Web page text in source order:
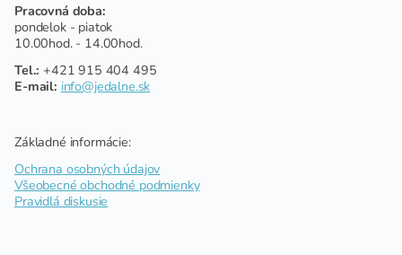
Pracovná doba:
pondelok - piatok
10.00hod. - 14.00hod.
Tel.: +421 915 404 495
E-mail: info@jedalne.sk
Základné informácie:
Ochrana osobných údajov
Všeobecné obchodné podmienky
Pravidlá diskusie